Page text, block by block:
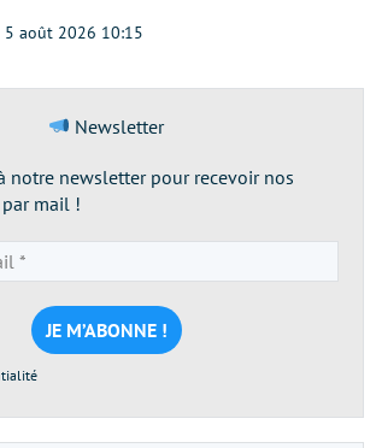
5 août 2026 10:15
Newsletter
notre newsletter pour recevoir nos
mail !
e-
mail
*